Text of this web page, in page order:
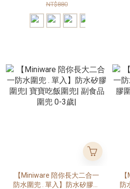
NT$880
【Miniware 陪你長大二合一
防水圍兜 . 單入】防水矽膠圍
防